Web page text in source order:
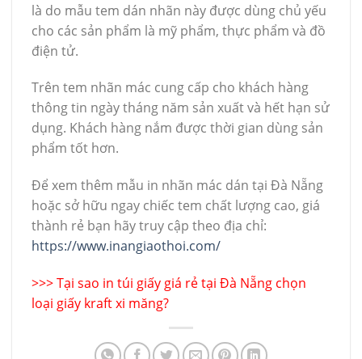
là do mẫu tem dán nhãn này được dùng chủ yếu
cho các sản phẩm là mỹ phẩm, thực phẩm và đồ
điện tử.
Trên tem nhãn mác cung cấp cho khách hàng
thông tin ngày tháng năm sản xuất và hết hạn sử
dụng. Khách hàng nắm được thời gian dùng sản
phẩm tốt hơn.
Để xem thêm mẫu in nhãn mác dán tại Đà Nẵng
hoặc sở hữu ngay chiếc tem chất lượng cao, giá
thành rẻ bạn hãy truy cập theo địa chỉ:
https://www.inangiaothoi.com/
>>>Tại sao in túi giấy giá rẻ tại Đà Nẵng chọn
loại giấy kraft xi măng?